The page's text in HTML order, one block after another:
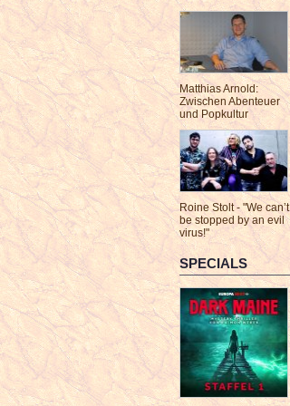
Matthias Arnold:
Zwischen Abenteuer
und Popkultur
Roine Stolt - "We can’t
be stopped by an evil
virus!"
SPECIALS